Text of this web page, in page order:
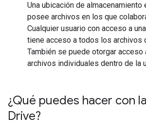
Una ubicación de almacenamiento
posee archivos en los que
Cualquier usuario con acceso a
tiene acceso a todos los archivos
También se puede otorgar acceso
archivos individuales dentro de la
¿Qué puedes hacer con
Drive?